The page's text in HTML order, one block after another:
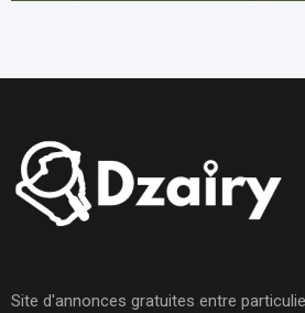
Site d'annonces gratuites entre